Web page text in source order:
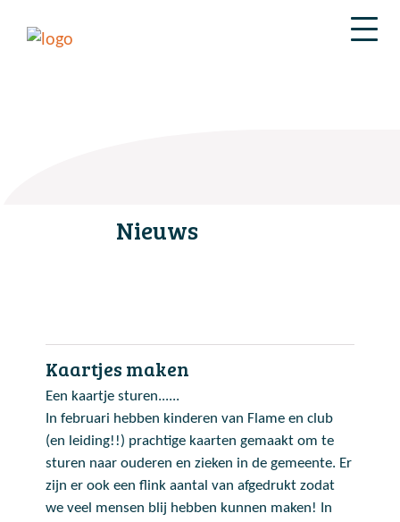
Nieuws
Kaartjes maken
Een kaartje sturen......
In februari hebben kinderen van Flame en club
(en leiding!!) prachtige kaarten gemaakt om te
sturen naar ouderen en zieken in de gemeente. Er
zijn er ook een flink aantal van afgedrukt zodat
we veel mensen blij hebben kunnen maken! In